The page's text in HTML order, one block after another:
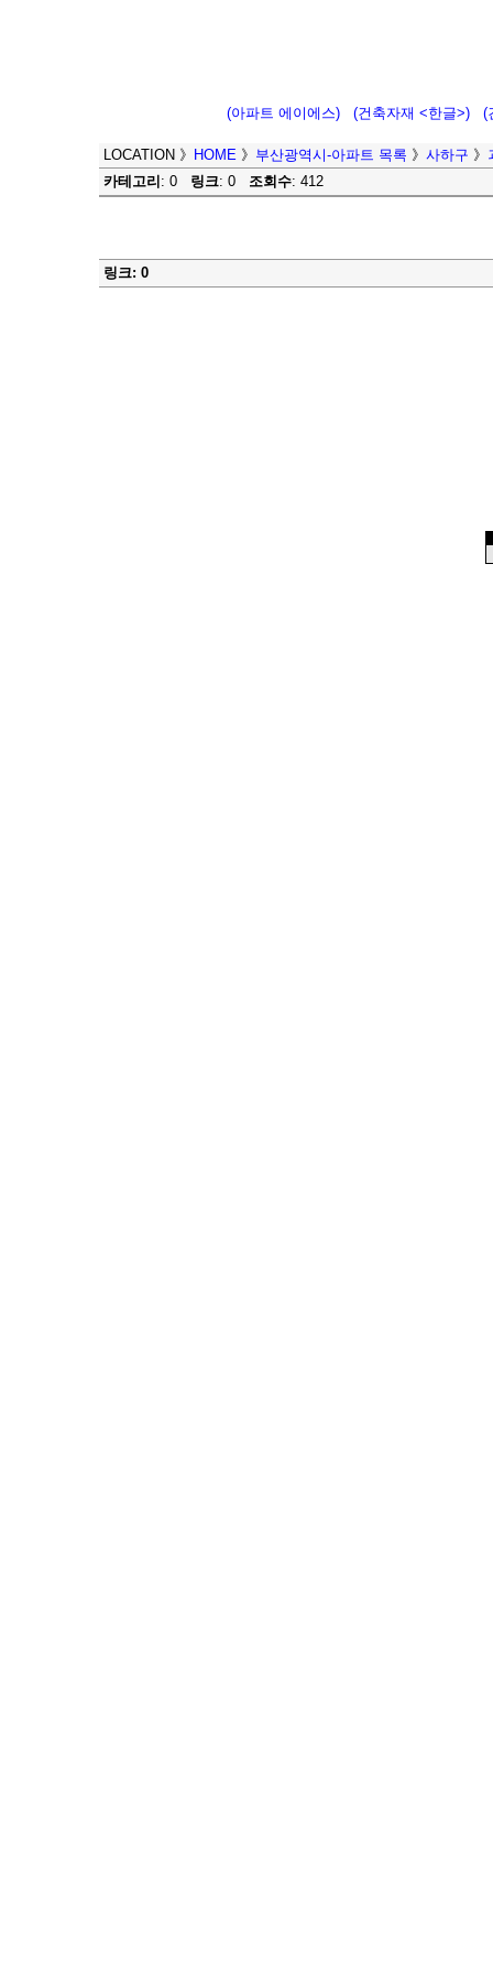
(아파트 에이에스) (건축자재 <한글>) (
LOCATION 》 HOME 》 부산광역시-아파트 목록 》 사하구 》
카테고리 : 0 링크: 0 조회수: 412
링크: 0